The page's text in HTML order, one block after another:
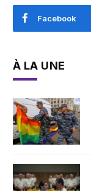
Facebook
À LA UNE